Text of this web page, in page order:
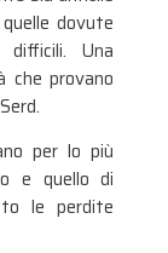
dovute
difficili. Una
provano
per lo più
e quello di
le perdite